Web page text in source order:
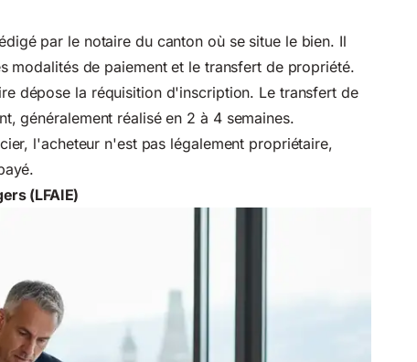
par le notaire du canton où se situe le bien. Il
modalités de paiement et le transfert de propriété.
dépose la réquisition d'inscription. Le transfert de
généralement réalisé en 2 à 4 semaines.
l'acheteur n'est pas légalement propriétaire,
(LFAIE)